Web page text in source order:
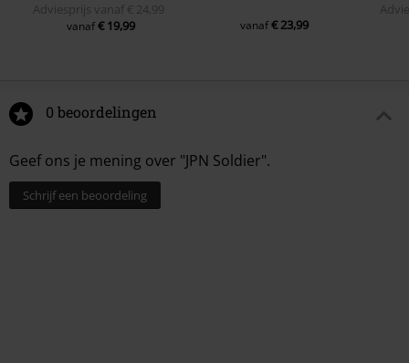
Adviesprijs vanaf € 24,99
vanaf€ 19,99 vanaf€ 23,99
0 beoordelingen
Geef ons je mening over "JPN Soldier".
Schrijf een beoordeling